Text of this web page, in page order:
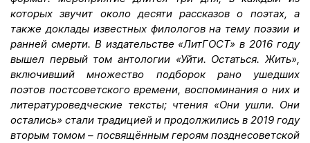
которых звучит около десяти рассказов о поэтах, а
также доклады известных филологов на тему поэзии и
ранней смерти. В издательстве «ЛитГОСТ» в 2016 году
вышел первый том антологии «Уйти. Остаться. Жить»,
включивший множество подборок рано ушедших
поэтов постсоветского времени, воспоминания о них и
литературоведческие тексты; чтения «Они ушли. Они
остались» стали традицией и продолжились в 2019 году
вторым томом – посвящённым героям позднесоветской